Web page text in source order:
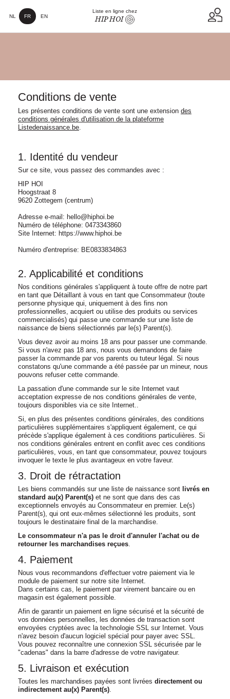
NL FR EN
Liste en ligne chez
HIP HOI
Conditions de vente
Les présentes conditions de vente sont une extension des
conditions générales d'utilisation de la plateforme
Listedenaissance.be
1. Identité du vendeur
Sur ce site, vous passez des commandes avec :
HIP HOI
Hoogstraat 8
9620 Zottegem (centrum)
Adresse e-mail: hello@hiphoi.be
Numéro de téléphone: 0473343860
Site Internet: https://www.hiphoi.be
Numéro d'entreprise: BE0833834863
2. Applicabilité et conditions
Nos conditions générales s'appliquent à toute offre de notre part
en tant que Détaillant à vous en tant que Consommateur (toute
personne physique qui, uniquement à des fins non
professionnelles, acquiert ou utilise des produits ou services
commercialisés) qui passe une commande sur une liste de
naissance de biens sélectionnés par le(s) Parent(s).
Vous devez avoir au moins 18 ans pour passer une commande.
Si vous n'avez pas 18 ans, nous vous demandons de faire
passer la commande par vos parents ou tuteur légal. Si nous
constatons qu'une commande a été passée par un mineur, nous
pouvons refuser cette commande.
La passation d'une commande sur le site Internet vaut
acceptation expresse de nos conditions générales de vente,
toujours disponibles via ce site Internet..
Si, en plus des présentes conditions générales, des conditions
particulières supplémentaires s'appliquent également, ce qui
précède s'applique également à ces conditions particulières. Si
nos conditions générales entrent en conflit avec ces conditions
particulières, vous, en tant que consommateur, pouvez toujours
invoquer le texte le plus avantageux en votre faveur.
3. Droit de rétractation
Les biens commandés sur une liste de naissance sont
livrés en
standard au(x) Parent(s) et ne sont que dans des cas
exceptionnels envoyés au Consommateur en premier. Le(s)
Parent(s), qui ont eux-mêmes sélectionné les produits, sont
toujours le destinataire final de la marchandise.
Le consommateur n'a pas le droit d'annuler l'achat ou de
retourner les marchandises reçues.
4. Paiement
Nous vous recommandons d'effectuer votre paiement via le
module de paiement sur notre site Internet.
Dans certains cas, le paiement par virement bancaire ou en
magasin est également possible.
Afin de garantir un paiement en ligne sécurisé et la sécurité de
vos données personnelles, les données de transaction sont
envoyées cryptées avec la technologie SSL sur Internet. Vous
n'avez besoin d'aucun logiciel spécial pour payer avec SSL.
Vous pouvez reconnaître une connexion SSL sécurisée par le
"cadenas" dans la barre d'adresse de votre navigateur.
5. Livraison et exécution
Toutes les marchandises payées sont livrées directement ou
indirectement au(x) Parent(s)